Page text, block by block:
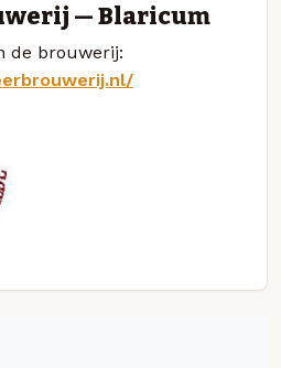
— Blaricum
de brouwerij: